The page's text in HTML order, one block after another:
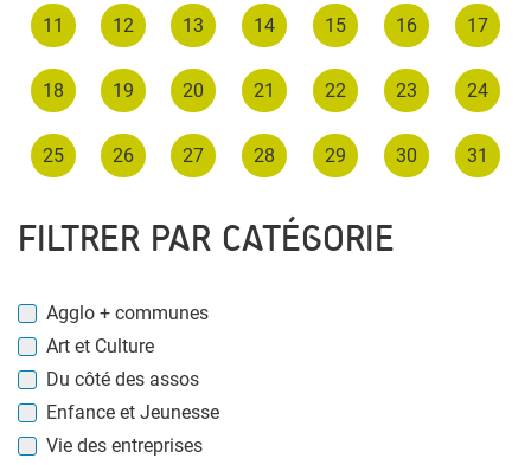
11 12 13 14 15 16 17
18 19 20 21 22 23 24
25 26 27 28 29 30 31
FILTRER PAR CATÉGORIE
Agglo + communes
Art et Culture
Du côté des assos
Enfance et Jeunesse
Vie des entreprises